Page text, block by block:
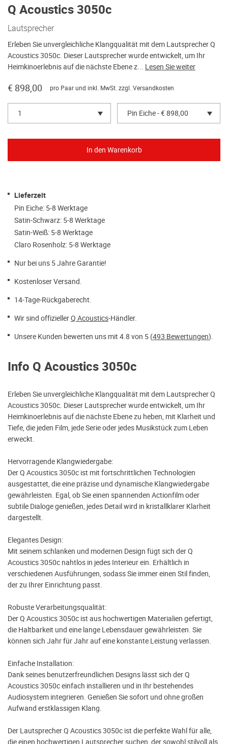
Q Acoustics 3050c
Lautsprecher
Erleben Sie unvergleichliche Klangqualität mit dem Lautsprecher Q
Acoustics 3050c. Dieser Lautsprecher wurde entwickelt, um Ihr
Heimkinoerlebnis auf die nächste Ebene z... Lesen Sie weiter
€ 898,00 pro Paar und inkl. MwSt. zzgl. Versandkosten
1 Pin Eiche - € 898,00
Lieferzeit
Pin Eiche: 5-8 Werktage
Satin-Schwarz: 5-8 Werktage
Satin-Weiß: 5-8 Werktage
Claro Rosenholz: 5-8 Werktage
Nur bei uns 5 Jahre Garantie!
Kostenloser Versand.
14-Tage-Rückgaberecht.
Wir sind offiziellerQ Acoustics-Händler.
Unsere Kunden bewerten uns mit 4.8 von 5 (493 Bewertungen).
Info Q Acoustics 3050c
Erleben Sie unvergleichliche Klangqualität mit dem Lautsprecher Q
Acoustics 3050c. Dieser Lautsprecher wurde entwickelt, um Ihr
Heimkinoerlebnis auf die nächste Ebene zu heben, mit Klarheit und
Tiefe, die jeden Film, jede Serie oder jedes Musikstück zum Leben
erweckt.
Hervorragende Klangwiedergabe:
Der Q Acoustics 3050c ist mit fortschrittlichen Technologien
ausgestattet, die eine präzise und dynamische Klangwiedergabe
gewährleisten. Egal, ob Sie einen spannenden Actionfilm oder
subtile Dialoge genießen, jedes Detail wird in kristallklarer Klarheit
dargestellt.
Elegantes Design:
Mit seinem schlanken und modernen Design fügt sich der Q
Acoustics 3050c nahtlos in jedes Interieur ein. Erhältlich in
verschiedenen Ausführungen, sodass Sie immer einen Stil finden,
der zu Ihrer Einrichtung passt.
Robuste Verarbeitungsqualität:
Der Q Acoustics 3050c ist aus hochwertigen Materialien gefertigt,
die Haltbarkeit und eine lange Lebensdauer gewährleisten. Sie
können sich Jahr für Jahr auf eine konstante Leistung verlassen.
Einfache Installation:
Dank seines benutzerfreundlichen Designs lässt sich der Q
Acoustics 3050c einfach installieren und in Ihr bestehendes
Audiosystem integrieren. Genießen Sie sofort und ohne großen
Aufwand erstklassigen Klang.
Der Lautsprecher Q Acoustics 3050c ist die perfekte Wahl für alle,
die einen hochwertigen Lautsprecher suchen, der sowohl stilvoll als